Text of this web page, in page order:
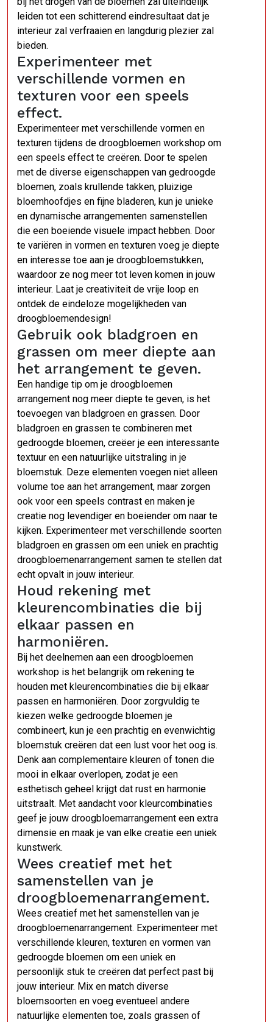
leiden tot een schitterend eindresultaat dat je
interieur zal verfraaien en langdurig plezier zal
bieden.
Experimenteer met
verschillende vormen en
texturen voor een speels
effect.
Experimenteer met verschillende vormen en
texturen tijdens de droogbloemen workshop om
een speels effect te creëren. Door te spelen
met de diverse eigenschappen van gedroogde
bloemen, zoals krullende takken, pluizige
bloemhoofdjes en fijne bladeren, kun je unieke
en dynamische arrangementen samenstellen
die een boeiende visuele impact hebben. Door
te variëren in vormen en texturen voeg je diepte
en interesse toe aan je droogbloemstukken,
waardoor ze nog meer tot leven komen in jouw
interieur. Laat je creativiteit de vrije loop en
ontdek de eindeloze mogelijkheden van
droogbloemendesign!
Gebruik ook bladgroen en
grassen om meer diepte aan
het arrangement te geven.
Een handige tip om je droogbloemen
arrangement nog meer diepte te geven, is het
toevoegen van bladgroen en grassen. Door
bladgroen en grassen te combineren met
gedroogde bloemen, creëer je een interessante
textuur en een natuurlijke uitstraling in je
bloemstuk. Deze elementen voegen niet alleen
volume toe aan het arrangement, maar zorgen
ook voor een speels contrast en maken je
creatie nog levendiger en boeiender om naar te
kijken. Experimenteer met verschillende soorten
bladgroen en grassen om een uniek en prachtig
droogbloemenarrangement samen te stellen dat
echt opvalt in jouw interieur.
Houd rekening met
kleurencombinaties die bij
elkaar passen en
harmoniëren.
Bij het deelnemen aan een droogbloemen
workshop is het belangrijk om rekening te
houden met kleurencombinaties die bij elkaar
passen en harmoniëren. Door zorgvuldig te
kiezen welke gedroogde bloemen je
combineert, kun je een prachtig en evenwichtig
bloemstuk creëren dat een lust voor het oog is.
Denk aan complementaire kleuren of tonen die
mooi in elkaar overlopen, zodat je een
esthetisch geheel krijgt dat rust en harmonie
uitstraalt. Met aandacht voor kleurcombinaties
geef je jouw droogbloemarrangement een extra
dimensie en maak je van elke creatie een uniek
kunstwerk.
Wees creatief met het
samenstellen van je
droogbloemenarrangement.
Wees creatief met het samenstellen van je
droogbloemenarrangement. Experimenteer met
verschillende kleuren, texturen en vormen van
gedroogde bloemen om een uniek en
persoonlijk stuk te creëren dat perfect past bij
jouw interieur. Mix en match diverse
bloemsoorten en voeg eventueel andere
natuurlijke elementen toe, zoals grassen of